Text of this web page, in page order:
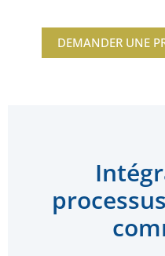
DEMANDER UNE